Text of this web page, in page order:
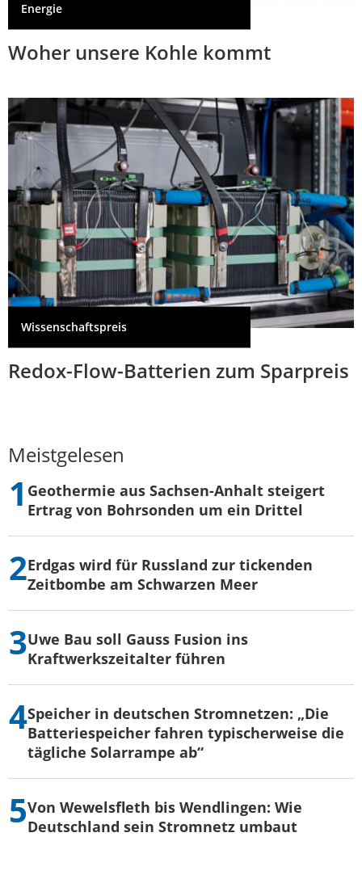
Energie
Woher unsere Kohle kommt
Wissenschaftspreis
Redox-Flow-Batterien zum Sparpreis
Meistgelesen
Geothermie aus Sachsen-Anhalt steigert
Ertrag von Bohrsonden um ein Drittel
Erdgas wird für Russland zur tickenden
Zeitbombe am Schwarzen Meer
Uwe Bau soll Gauss Fusion ins
Kraftwerkszeitalter führen
Speicher in deutschen Stromnetzen: „Die
Batteriespeicher fahren typischerweise die
tägliche Solarrampe ab“
Von Wewelsfleth bis Wendlingen: Wie
Deutschland sein Stromnetz umbaut